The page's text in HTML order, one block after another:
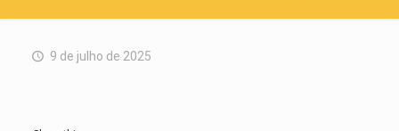
9 de julho de 2025